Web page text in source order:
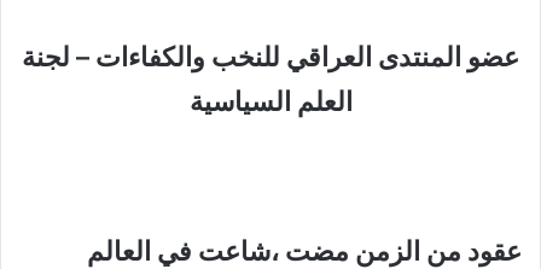
عضو المنتدى العراقي للنخب والكفاءات – لجنة
العلم السياسية
عقود من الزمن مضت ،شاعت في العالم